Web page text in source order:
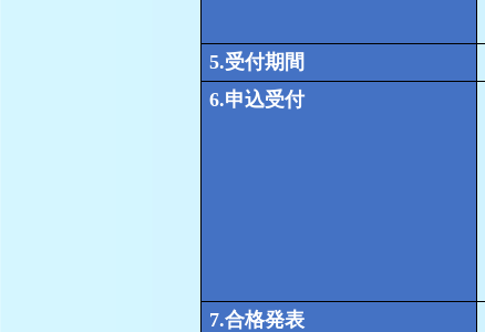
5.受付期間
6.申込受付
7.合格発表